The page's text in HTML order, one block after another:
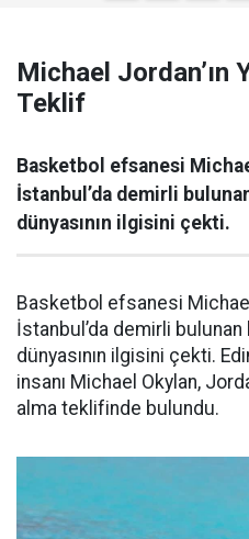
Michael Jordan’ın
Teklif
Basketbol efsanesi
İstanbul’da demirli
dünyasının ilgisini çekti.
Basketbol efsanesi
İstanbul’da demirli
dünyasının ilgisini çekti.
insanı Michael Okylan,
alma teklifinde bulundu.